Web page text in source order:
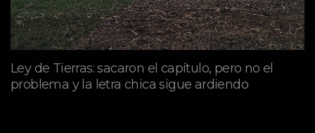
Ley de Tierras: sacaron el capítulo, pero no el
problema y la letra chica sigue ardiendo